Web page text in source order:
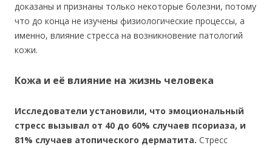
доказаны и признаны только некоторые болезни, потому
что до конца не изучены физиологические процессы, а
именно, влияние стресса на возникновение патологий
кожи.
Кожа и её влияние на жизнь человека
Исследователи установили, что эмоциональный
стресс вызывал от 40 до 60% случаев псориаза, и
81% случаев атопического дерматита. Стресс